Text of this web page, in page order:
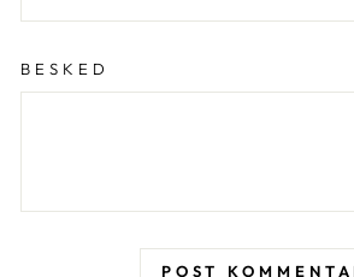
BESKED
POST